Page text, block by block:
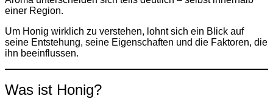
einer Region.
Um Honig wirklich zu verstehen, lohnt sich ein Blick auf
seine Entstehung, seine Eigenschaften und die Faktoren, die
ihn beeinflussen.
Was ist Honig?